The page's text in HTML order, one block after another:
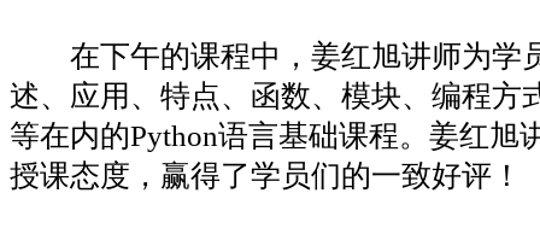
在下午的课程中，姜红旭讲师为学
述、应用、特点、函数、模块、编程方
等在内的Python语言基础课程。姜红旭
授课态度，赢得了学员们的一致好评！